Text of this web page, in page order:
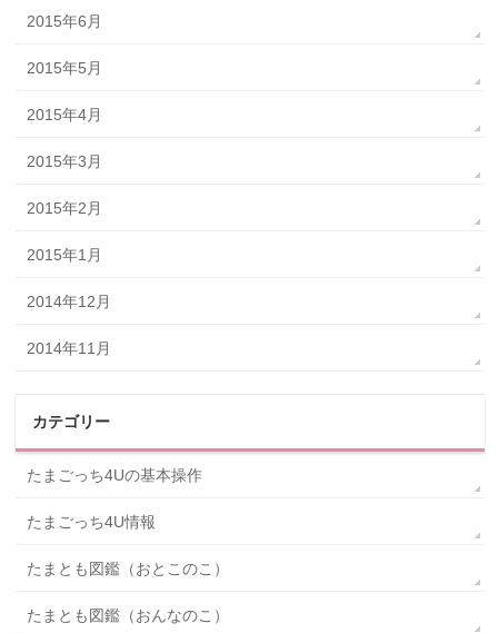
2015年6月
2015年5月
2015年4月
2015年3月
2015年2月
2015年1月
2014年12月
2014年11月
カテゴリー
たまごっち4Uの基本操作
たまごっち4U情報
たまとも図鑑（おとこのこ）
たまとも図鑑（おんなのこ）